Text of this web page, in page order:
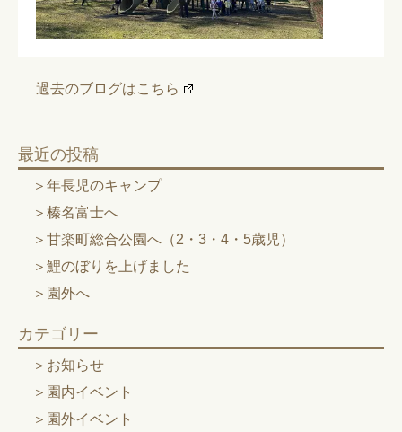
過去のブログはこちら
最近の投稿
年長児のキャンプ
榛名富士へ
甘楽町総合公園へ（2・3・4・5歳児）
鯉のぼりを上げました
園外へ
カテゴリー
お知らせ
園内イベント
園外イベント